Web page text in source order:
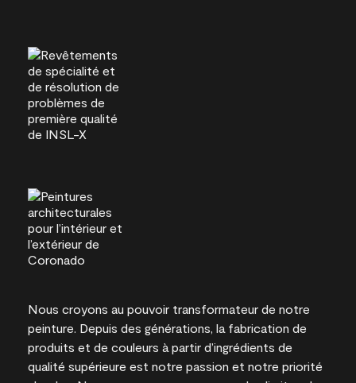
Nous croyons au pouvoir transformateur de notre
peinture. Depuis des générations, la fabrication de
produits et de couleurs à partir d’ingrédients de
qualité supérieure est notre passion et notre priorité